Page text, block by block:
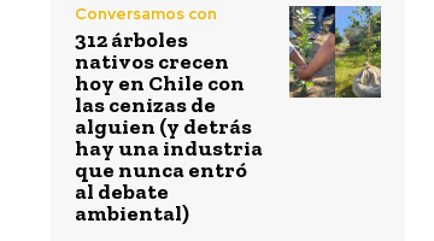
Conversamos con
312 árboles
nativos crecen
hoy en Chile con
las cenizas de
alguien (y detrás
hay una industria
que nunca entró
al debate
ambiental)